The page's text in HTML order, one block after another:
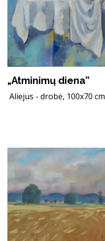
„Atminimų diena”
Aliejus - drobė, 100x70 cm